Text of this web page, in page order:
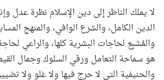
لا يملك الناظر إلى دين الإسلام نظرة عدل
الدين الكامل، والشرع الوافي، والمنهج
والمُشبِع لحاجات البشرية كلها، والراعي
هو سماحة التعامل ورقي السلوك وجمال
والحنيفية التي لا حرج فيها ولا غلو ولا